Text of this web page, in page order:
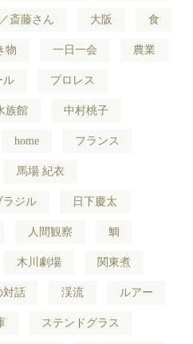
斎藤さん 大阪 食
物 一日一会 農業
ル プロレス
族館 中村桃子
home フランス
馬場 紀衣
ラジル 日下慶太
人間観察 鯛
木川劇場 関東煮
対話 渓流 ルアー
ステンドグラス